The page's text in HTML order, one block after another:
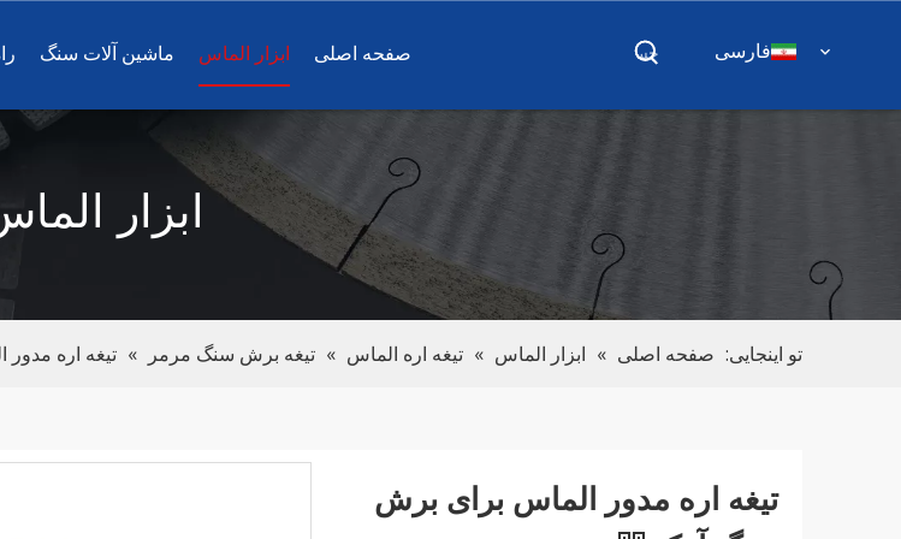
صفحه اصلی ابزار الماس ماشین آلات سنگ فارسی
ابزار
تو اینجایی: صفحه اصلی » ابزار الماس » تیغه اره الماس » تیغه برش سنگ مرمر » تیغه اره
تیغه اره مدور الماس برای برش